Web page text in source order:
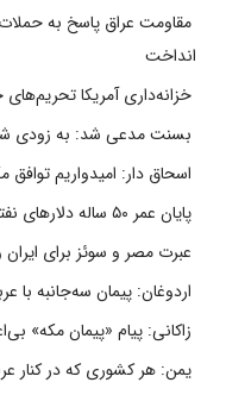
مقاومت عراق پاسخ به
انداخت
خزانه‌داری آمریکا
بسنت مدعی شد: به زودی
اسحاق دار: امیدواریم
پایان عمر ۵۰ ساله دلارهای نفتی به دست ایران
عبرت مصر و سوئز برای ایران
اردوغان: پیمان سه‌جانبه
زاکانی: پیام «پیمان مکه»
یمن: هر کشوری که در کنار